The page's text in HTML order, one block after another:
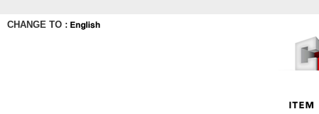
CHANGE TO :